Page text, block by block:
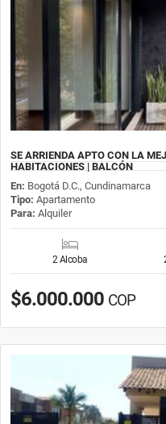
SE ARRIENDA APTO CON LA
HABITACIONES | BALCÓN
En: Bogotá D.C., Cundinamarca
Tipo: Apartamento
Para: Alquiler
2 Alcoba
$6.000.000 COP